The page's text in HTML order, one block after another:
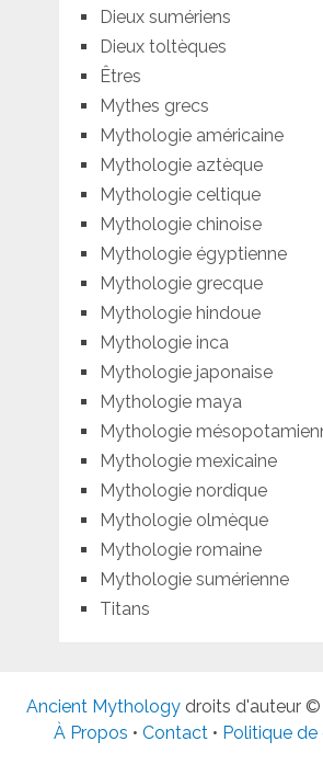
Dieux sumériens
Dieux toltèques
Êtres
Mythes grecs
Mythologie américaine
Mythologie aztèque
Mythologie celtique
Mythologie chinoise
Mythologie égyptienne
Mythologie grecque
Mythologie hindoue
Mythologie inca
Mythologie japonaise
Mythologie maya
Mythologie
Mythologie mexicaine
Mythologie nordique
Mythologie olmèque
Mythologie romaine
Mythologie sumérienne
Titans
Ancient Mythology droits d'auteur
À Propos •Contact • Politique